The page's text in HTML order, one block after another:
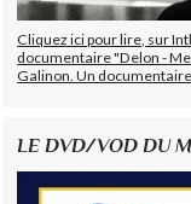
Cliquez ici pour lire, sur
documentaire "Delon -
Galinon. Un
LE DVD/VOD DU